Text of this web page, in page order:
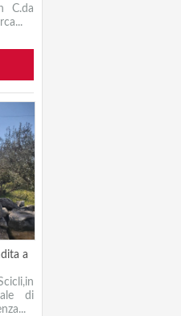
C.da
a
di